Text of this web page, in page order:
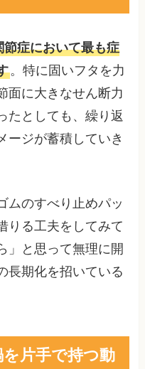
症において最も症
。特に固いフタを力
面に大きなせん断力
たとしても、繰り返
ージが蓄積していき
ムのすべり止めパッ
りる工夫をしてみて
」と思って無理に開
長期化を招いている
片手で持つ動